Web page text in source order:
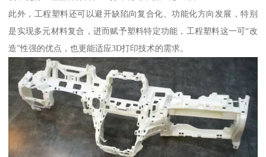
此外，工程塑料还可以避开缺陷向复合化、功能化方向发展，特别
是实现多元材料复合，进而赋予塑料特定功能，工程塑料这一可“改
造”性强的优点，也更能适应3D打印技术的需求。